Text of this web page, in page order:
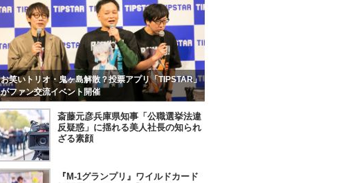
お笑いトリオ・鬼ヶ島解散？投票アプリ「TIPSTAR」
がファン交流イベント開催
斎藤元彦兵庫県知事「公職選挙法違
反疑惑」に揺れる美人社長の知られ
ざる素顔
『M-1グランプリ』ワイルドカード